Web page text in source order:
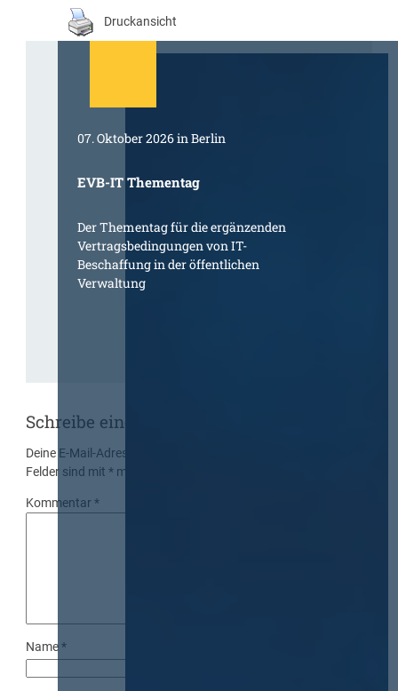
Druckansicht
07. Oktober 2026 in Berlin
EVB-IT Thementag
Der Thementag für die ergänzenden
Vertragsbedingungen von IT-
Beschaffung in der öffentlichen
Verwaltung
Schreibe einen Kommentar
Deine E-Mail-Adresse wird nicht veröffentlicht.
Felder sind mit* markiert
Kommentar*
Name*